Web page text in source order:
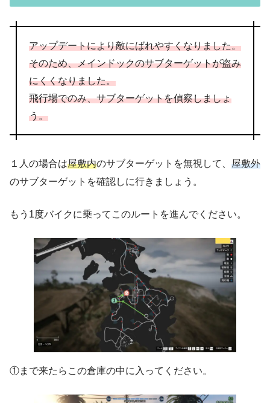
アップデートにより敵にばれやすくなりました。
そのため、メインドックのサブターゲットが盗み
にくくなりました。
飛行場でのみ、サブターゲットを偵察しましょ
う。
１人の場合は屋敷内のサブターゲットを無視して、 屋敷外
のサブターゲットを確認しに行きましょう。
もう1度バイクに乗ってこのルートを進んでください。
①まで来たらこの倉庫の中に入ってください。